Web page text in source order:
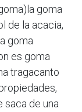
goma
de la acacia,
goma
es goma
tragacanto
saca de una